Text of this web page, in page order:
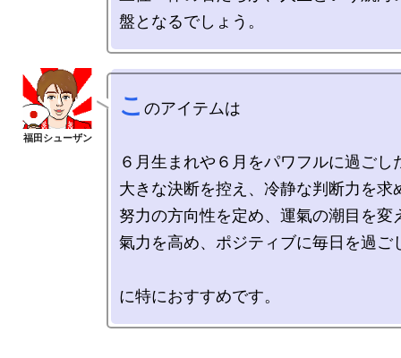
こ のアイテムは
６月生まれや６月をパワフルに過ごし
大きな決断を控え、冷静な判断力を求
努力の方向性を定め、運氣の潮目を変
氣力を高め、ポジティブに毎日を過ご